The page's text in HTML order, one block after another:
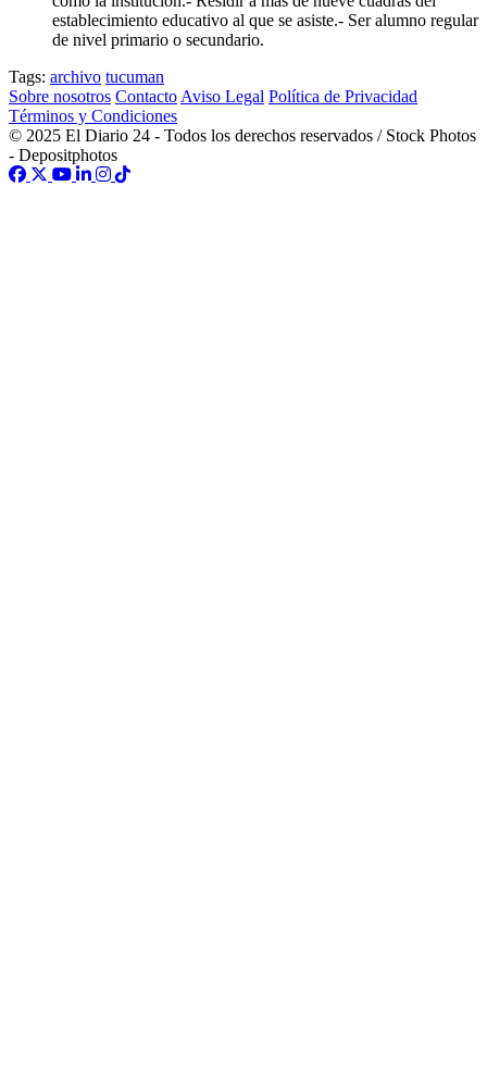
establecimiento educativo al que se asiste.- Ser alumno regular
de nivel primario o secundario.
Tags: archivo tucuman
Sobre nosotros Contacto Aviso Legal Política de Privacidad
Términos y Condiciones
© 2025 El Diario 24 - Todos los derechos reservados / Stock Photos
- Depositphotos